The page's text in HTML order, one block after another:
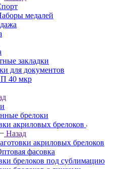
медалей
закладки
для документов
40 мкр
брелоки
акриловых брелоков
Назад
акриловых брелоков
фасовка
брелоков под сублимацию